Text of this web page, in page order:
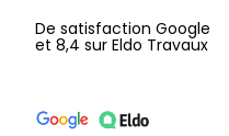
De satisfaction Google
et 8,4 sur Eldo Travaux